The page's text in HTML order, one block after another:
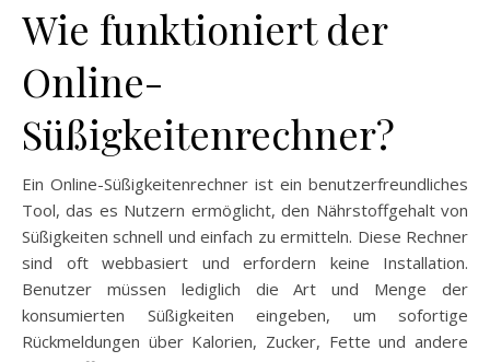
Wie funktioniert der
Online-
Süßigkeitenrechner?
Ein Online-Süßigkeitenrechner ist ein benutzerfreundliches
Tool, das es Nutzern ermöglicht, den Nährstoffgehalt von
Süßigkeiten schnell und einfach zu ermitteln. Diese Rechner
sind oft webbasiert und erfordern keine Installation.
Benutzer müssen lediglich die Art und Menge der
konsumierten Süßigkeiten eingeben, um sofortige
Rückmeldungen über Kalorien, Zucker, Fette und andere